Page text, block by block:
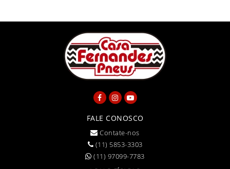
FALE CONOSCO
Contate-nos
(11) 5853-3303
(11) 97099-7783